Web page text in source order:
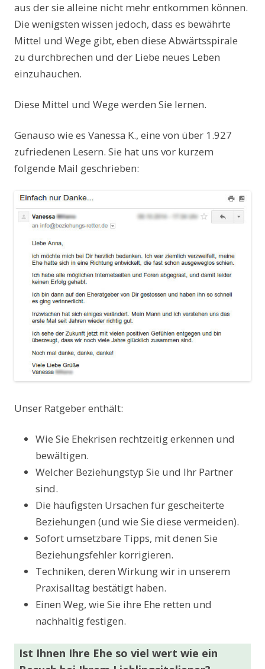
aus der sie alleine nicht mehr entkommen können.
Die wenigsten wissen jedoch, dass es bewährte
Mittel und Wege gibt, eben diese Abwärtsspirale
zu durchbrechen und der Liebe neues Leben
einzuhauchen.
Diese Mittel und Wege werden Sie lernen.
Genauso wie es Vanessa K., eine von über 1.927
zufriedenen Lesern. Sie hat uns vor kurzem
folgende Mail geschrieben:
Unser Ratgeber enthält:
Wie Sie Ehekrisen rechtzeitig erkennen und
bewältigen.
Welcher Beziehungstyp Sie und Ihr Partner
sind.
Die häufigsten Ursachen für gescheiterte
Beziehungen (und wie Sie diese vermeiden).
Sofort umsetzbare Tipps, mit denen Sie
Beziehungsfehler korrigieren.
Techniken, deren Wirkung wir in unserem
Praxisalltag bestätigt haben.
Einen Weg, wie Sie ihre Ehe retten und
nachhaltig festigen.
Ist Ihnen Ihre Ehe so viel wert wie ein